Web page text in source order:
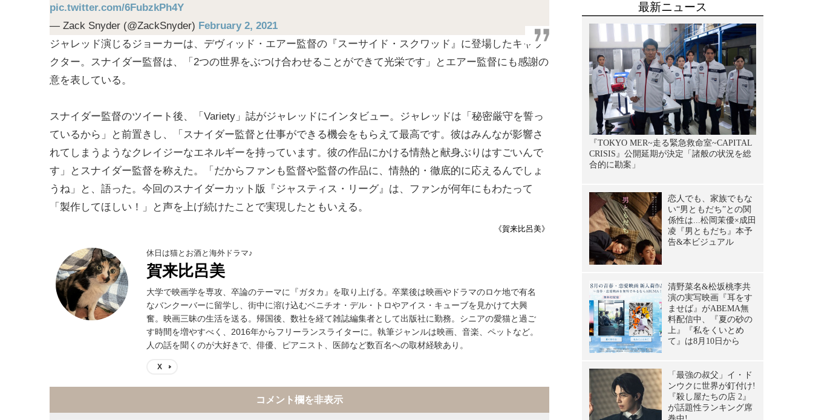
pic.twitter.com/6FubzkPh4Y
— Zack Snyder (@ZackSnyder) February 2, 2021
ジャレッド演じるジョーカーは、デヴィッド・エアー監督の『スーサイド・スクワッド』に登場したキャラ
クター。スナイダー監督は、「2つの世界をぶつけ合わせることができて光栄です」とエアー監督にも感謝の
意を表している。
スナイダー監督のツイート後、「Variety」誌がジャレッドにインタビュー。ジャレッドは「秘密厳守を誓っ
ているから」と前置きし、「スナイダー監督と仕事ができる機会をもらえて最高です。彼はみんなが影響さ
れてしまうようなクレイジーなエネルギーを持っています。彼の作品にかける情熱と献身ぶりはすごいんで
す」とスナイダー監督を称えた。「だからファンも監督や監督の作品に、情熱的・徹底的に応えるんでしょ
うね」と、語った。今回のスナイダーカット版『ジャスティス・リーグ』は、ファンが何年にもわたって
「製作してほしい！」と声を上げ続けたことで実現したともいえる。
《賀来比呂美》
休日は猫とお酒と海外ドラマ♪
賀来比呂美
大学で映画学を専攻、卒論のテーマに『ガタカ』を取り上げる。卒業後は映画やドラマのロケ地で有名
なバンクーバーに留学し、街中に溶け込むベニチオ・デル・トロやアイス・キューブを見かけて大興
奮。映画三昧の生活を送る。帰国後、数社を経て雑誌編集者として出版社に勤務。シニアの愛猫と過ご
す時間を増やすべく、2016年からフリーランスライターに。執筆ジャンルは映画、音楽、ペットなど。
人の話を聞くのが大好きで、俳優、ピアニスト、医師など数百名への取材経験あり。
X
コメント欄を非表示